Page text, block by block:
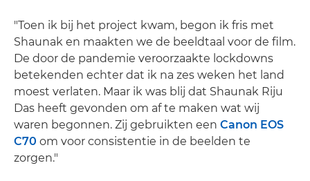
"Toen ik bij het project kwam, begon ik fris met
Shaunak en maakten we de beeldtaal voor de film.
De door de pandemie veroorzaakte lockdowns
betekenden echter dat ik na zes weken het land
moest verlaten. Maar ik was blij dat Shaunak Riju
Das heeft gevonden om af te maken wat wij
waren begonnen. Zij gebruikten een Canon EOS
C70 om voor consistentie in de beelden te
zorgen."